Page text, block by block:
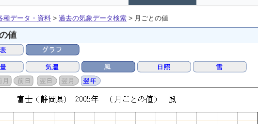
種データ・資料 > 過去の気象データ検索 > 月ごとの値
値